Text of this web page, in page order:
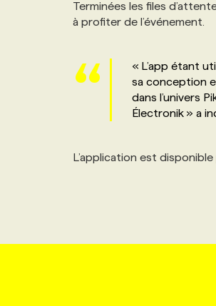
NOS TARIFS
PROGRAMMES DE
ANNONCEZ AVEC NOUS
ANNONCEZ AVEC NOUS
Terminées les files
à profiter de l’événement.
« L’app étant
sa conception
dans l’univers
Électronik » a
L’application est